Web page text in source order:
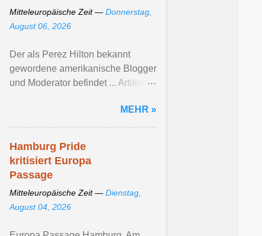
Mitteleuropäische Zeit — Donnerstag,
August 06, 2026
Der als Perez Hilton bekannt
gewordene amerikanische Blogger
und Moderator befindet ... Artikel
MEHR »
Hamburg Pride
kritisiert Europa
Passage
Mitteleuropäische Zeit — Dienstag,
August 04, 2026